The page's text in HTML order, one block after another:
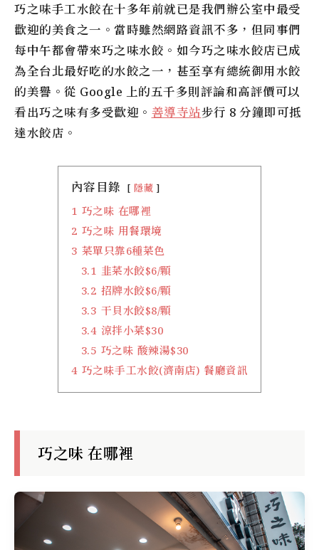
巧之味手工水餃在十多年前就已是我們辦公室中最受
歡迎的美食之一。當時雖然網路資訊不多，但同事們
每中午都會帶來巧之味水餃。如今巧之味水餃店已成
為全台北最好吃的水餃之一，甚至享有總統御用水餃
的美譽。從 Google 上的五千多則評論和高評價可以
看出巧之味有多受歡迎。 善導寺站步行 8 分鐘即可抵
達水餃店。
內容目錄 隱藏
1 巧之味 在哪裡
2 巧之味 用餐環境
3 菜單只靠6種菜色
3.1 韭菜水餃$6/顆
3.2 招牌水餃$6/顆
3.3 干貝水餃$8/顆
3.4 涼拌小菜$30
3.5 巧之味 酸辣湯$30
4 巧之味手工水餃(濟南店) 餐廳資訊
巧之味 在哪裡